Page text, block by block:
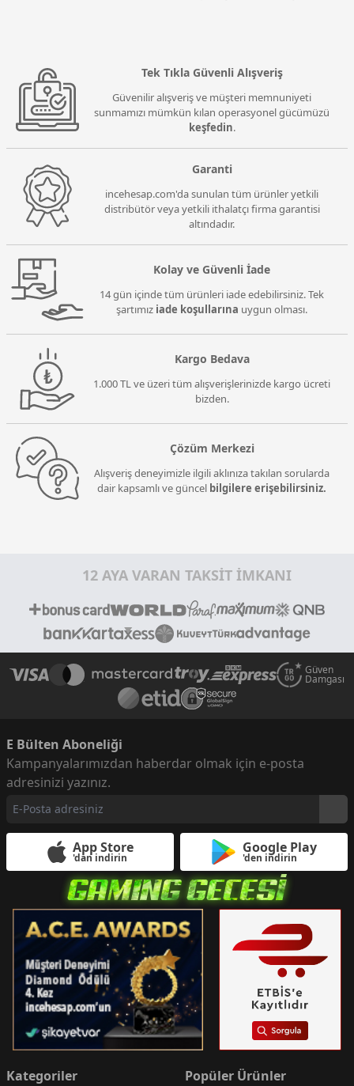
Tek Tıkla Güvenli Alışveriş
Güvenilir alışveriş ve müşteri memnuniyeti
sunmamızı mümkün kılan operasyonel gücümüzü
keşfedin.
Garanti
incehesap.com'da sunulan tüm ürünler yetkili
distribütör veya yetkili ithalatçı firma garantisi
altındadır.
Kolay ve Güvenli İade
14 gün içinde tüm ürünleri iade edebilirsiniz. Tek
şartımız iade koşullarına uygun olması.
Kargo Bedava
1.000 TL ve üzeri tüm alışverişlerinizde kargo ücreti
bizden.
Çözüm Merkezi
Alışveriş deneyimizle ilgili aklınıza takılan sorularda
dair kapsamlı ve güncel bilgilere erişebilirsiniz.
12 AYA VARAN TAKSİT İMKANI
Güven
Damgası
E Bülten Aboneliği
Kampanyalarımızdan haberdar olmak için e-posta
adresinizi yazınız.
App Store
'dan indirin
Google Play
'den indirin
Kategoriler Popüler Ürünler